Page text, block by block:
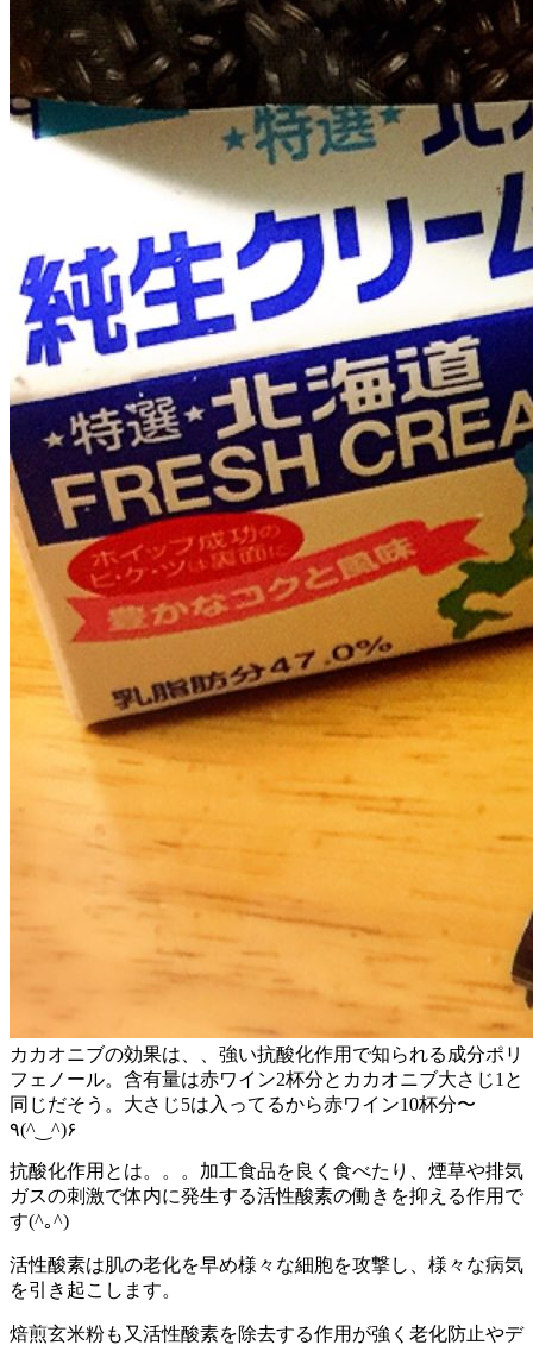
カカオニブの効果は、、強い抗酸化作用で知られる成分ポリ
フェノール。含有量は赤ワイン2杯分とカカオニブ大さじ1と
同じだそう。大さじ5は入ってるから赤ワイン10杯分〜
٩(^‿^)۶
抗酸化作用とは。。。加工食品を良く食べたり、煙草や排気
ガスの刺激で体内に発生する活性酸素の働きを抑える作用で
す(^｡^)
活性酸素は肌の老化を早め様々な細胞を攻撃し、様々な病気
を引き起こします。
焙煎玄米粉も又活性酸素を除去する作用が強く老化防止やデ